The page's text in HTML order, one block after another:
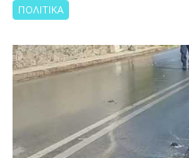
ΠΟΛΙΤΙΚΑ